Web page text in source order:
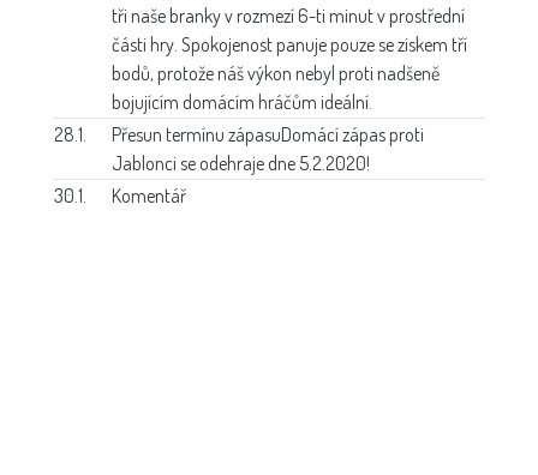
tři naše branky v rozmezí 6-ti minut v prostřední
části hry. Spokojenost panuje pouze se ziskem tří
bodů, protože náš výkon nebyl proti nadšeně
bojujícím domácím hráčům ideální.
28.1.
Přesun termínu zápasuDomácí zápas proti
Jablonci se odehraje dne 5.2.2020!
30.1.
Komentář